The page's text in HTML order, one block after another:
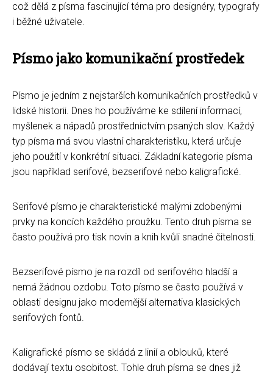
což dělá z písma fascinující téma pro designéry, typografy
i běžné uživatele.
Písmo jako komunikační prostředek
Písmo je jedním z nejstarších komunikačních prostředků v
lidské historii. Dnes ho používáme ke sdílení informací,
myšlenek a nápadů prostřednictvím psaných slov. Každý
typ písma má svou vlastní charakteristiku, která určuje
jeho použití v konkrétní situaci. Základní kategorie písma
jsou například serifové, bezserifové nebo kaligrafické.
Serifové písmo je charakteristické malými zdobenými
prvky na koncích každého proužku. Tento druh písma se
často používá pro tisk novin a knih kvůli snadné čitelnosti.
Bezserifové písmo je na rozdíl od serifového hladší a
nemá žádnou ozdobu. Toto písmo se často používá v
oblasti designu jako modernější alternativa klasických
serifových fontů.
Kaligrafické písmo se skládá z linií a oblouků, které
dodávají textu osobitost. Tohle druh písma se dnes již